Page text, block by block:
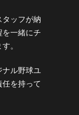
ッフが納
一緒にチ
。
ナル野球ユ
を持って